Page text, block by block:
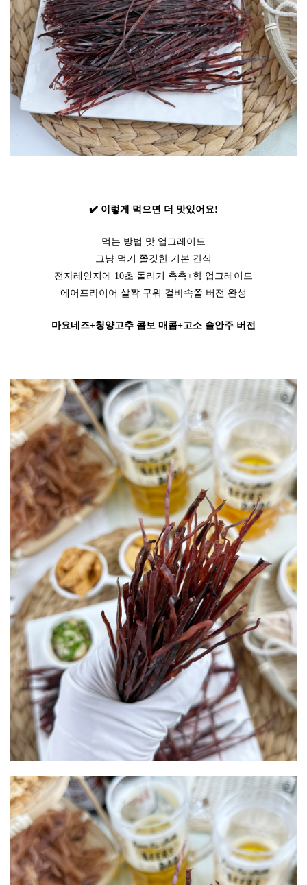
✔️ 이렇게 먹으면 더 맛있어요!
먹는 방법 맛 업그레이드
그냥 먹기 쫄깃한 기본 간식
전자레인지에 10초 돌리기 촉촉+향 업그레이드
에어프라이어 살짝 구워 겉바속쫄 버전 완성
마요네즈+청양고추 콤보 매콤+고소 술안주 버전